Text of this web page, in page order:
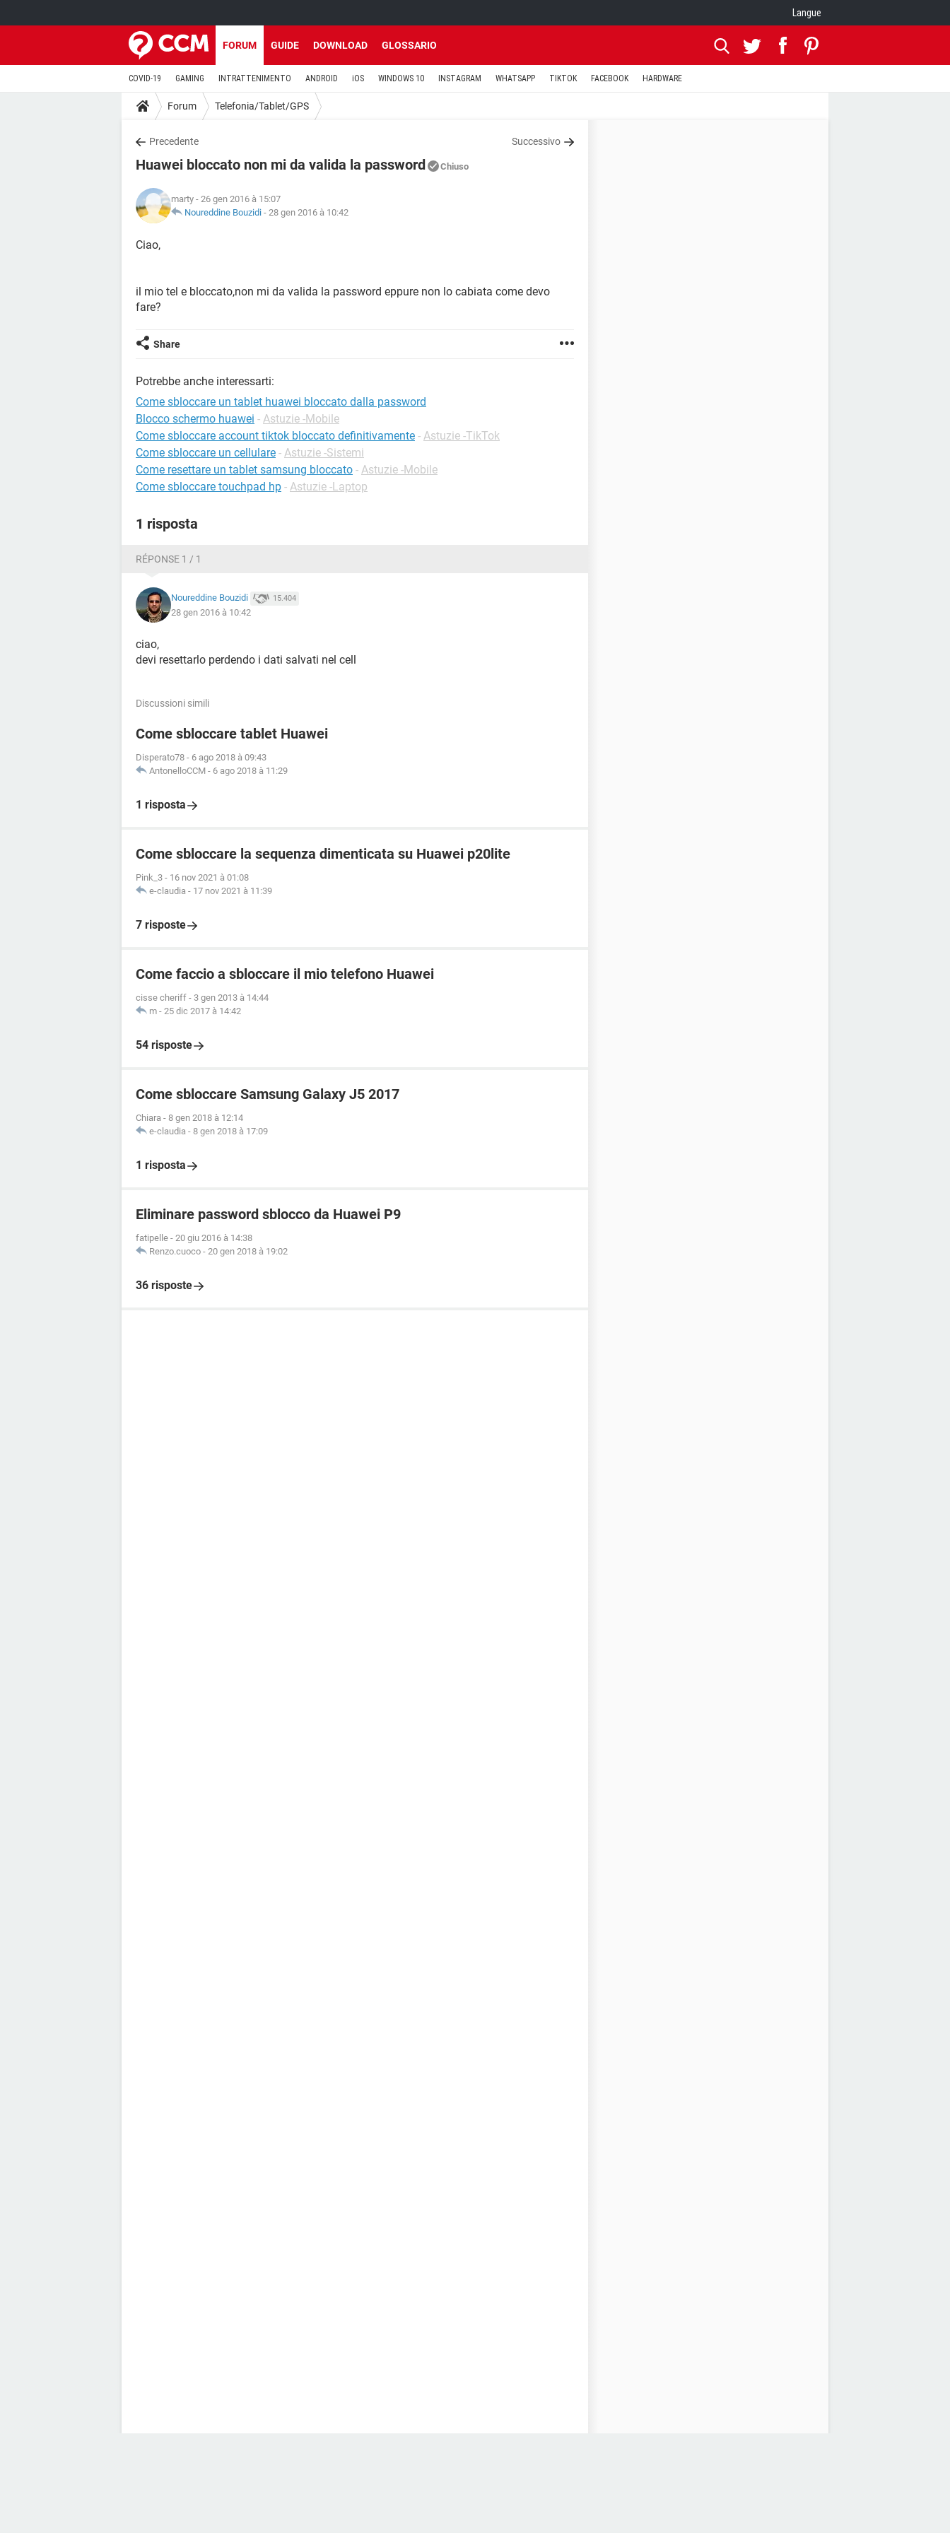
Langue
FORUM GUIDE DOWNLOAD GLOSSARIO
COVID-19 GAMING INTRATTENIMENTO ANDROID iOS WINDOWS 10 INSTAGRAM WHATSAPP TIKTOK FACEBOOK HARDWARE
Forum Telefonia/Tablet/GPS
Precedente Successivo
Huawei bloccato non mi da valida la password Chiuso
marty - 26 gen 2016 à 15:07
Noureddine Bouzidi - 28 gen 2016 à 10:42
Ciao,
il mio tel e bloccato,non mi da valida la password eppure non lo cabiata come devo
fare?
Share
Potrebbe anche interessarti:
Come sbloccare un tablet huawei bloccato dalla password
Blocco schermo huawei - Astuzie -Mobile
Come sbloccare account tiktok bloccato definitivamente - Astuzie -TikTok
Come sbloccare un cellulare - Astuzie -Sistemi
Come resettare un tablet samsung bloccato - Astuzie -Mobile
Come sbloccare touchpad hp - Astuzie -Laptop
1 risposta
RÉPONSE 1 / 1
Noureddine Bouzidi 15.404
28 gen 2016 à 10:42
ciao,
devi resettarlo perdendo i dati salvati nel cell
Discussioni simili
Come sbloccare tablet Huawei
Disperato78 - 6 ago 2018 à 09:43
AntonelloCCM - 6 ago 2018 à 11:29
1 risposta
Come sbloccare la sequenza dimenticata su Huawei p20lite
Pink_3 - 16 nov 2021 à 01:08
e-claudia - 17 nov 2021 à 11:39
7 risposte
Come faccio a sbloccare il mio telefono Huawei
cisse cheriff - 3 gen 2013 à 14:44
m - 25 dic 2017 à 14:42
54 risposte
Come sbloccare Samsung Galaxy J5 2017
Chiara - 8 gen 2018 à 12:14
e-claudia - 8 gen 2018 à 17:09
1 risposta
Eliminare password sblocco da Huawei P9
fatipelle - 20 giu 2016 à 14:38
Renzo.cuoco - 20 gen 2018 à 19:02
36 risposte